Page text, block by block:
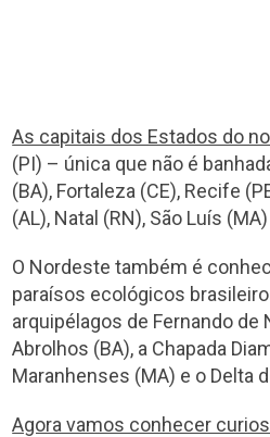
As capitais dos Estados do
(PI) – única que não é
(BA), Fortaleza (CE), Recife
(AL), Natal (RN), São Luís
O Nordeste também é
paraísos ecológicos
arquipélagos de Fernando de
Abrolhos (BA), a Chapada
Maranhenses (MA) e o Delta
Agora vamos conhecer